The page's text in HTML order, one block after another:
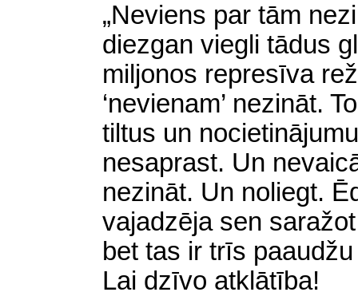
„Neviens par tām
diezgan viegli tādus
miljonos represīva
‘nevienam’ nezināt.
tiltus un
nesaprast. Un
nezināt. Un noliegt.
vajadzēja sen
bet tas ir trīs paaudžu
Lai dzīvo atklātība!